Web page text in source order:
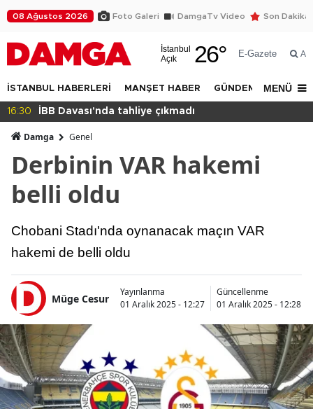
08 Ağustos 2026 Foto Galeri DamgaTv Video Son Dakika
İstanbul
Açık
26° E-Gazete Ara
İSTANBUL HABERLERİ MANŞET HABER GÜNDEM DÜNYA
MENÜ
tahliye çıkmadı
Damga Genel
Derbinin VAR hakemi
belli oldu
Chobani Stadı'nda oynanacak maçın VAR
hakemi de belli oldu
Müge Cesur
Yayınlanma
01 Aralık 2025 - 12:27
Güncellenme
01 Aralık 2025 - 12:28